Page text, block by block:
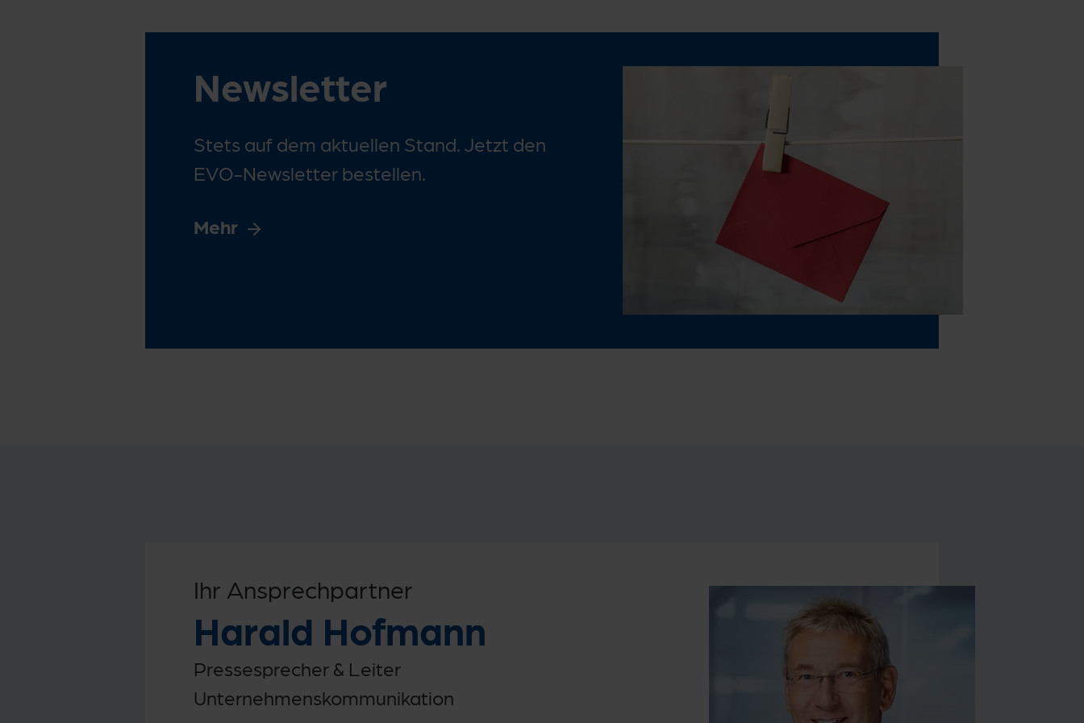
Newsletter
Stets auf dem aktuellen Stand. Jetzt den
EVO-Newsletter bestellen.
Mehr
Ihr Ansprechpartner
Harald Hofmann
Pressesprecher & Leiter
Unternehmenskommunikation